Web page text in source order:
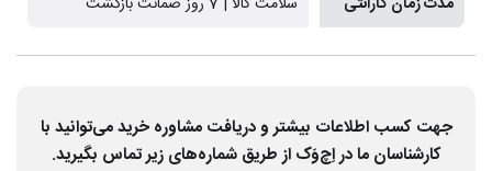
جهت کسب اطلاعات بیشتر و دریافت مشاوره خرید می‌توانید با
کارشناسان ما در اِچ‌وَک از طریق شماره‌های زیر تماس بگیرید.